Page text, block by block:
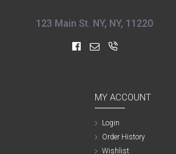
123 Main St. NY, NY, 11220
MY ACCOUNT
Login
Order History
Wishlist